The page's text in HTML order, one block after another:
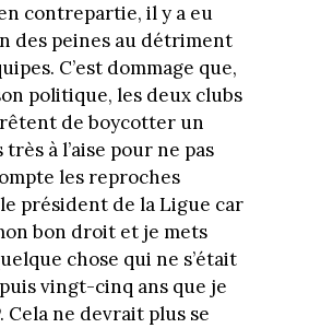
contrepartie, il y a eu
des peines au détriment
C’est dommage que,
politique, les deux clubs
de boycotter un
très à l’aise pour ne pas
les reproches
président de la Ligue car
bon droit et je mets
chose qui ne s’était
vingt-cinq ans que je
Cela ne devrait plus se